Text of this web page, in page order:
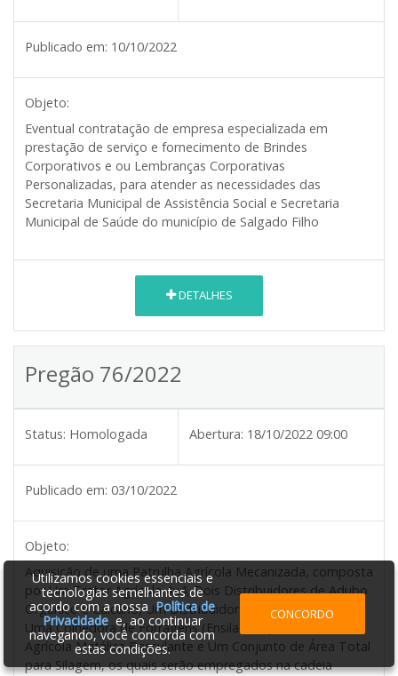
Publicado em: 10/10/2022
Objeto:
Eventual contratação de empresa especializada em
prestação de serviço e fornecimento de Brindes
Corporativos e ou Lembranças Corporativas
Personalizadas, para atender as necessidades das
Secretaria Municipal de Assistência Social e Secretaria
Municipal de Saúde do município de Salgado Filho
DETALHES
Pregão 76/2022
Status: Homologada Abertura: 18/10/2022 09:00
Publicado em: 03/10/2022
Objeto:
Aquisição de uma Patrulha Agrícola Mecanizada, composta
por Um Trator Agrícola 4x4, Dois Distribuidores de Adubo
Orgânico e Calcário, Um Distribuidor de Adubo Líquido,
Uma Colhedora de Forragens (Ensiladeira), Uma Carreta
Agrícola Metálica Basculante e Um Conjunto de Área Total
para Silagem, os quais serão empregados na cadeia
Utilizamos cookies essenciais e
tecnologias semelhantes de
acordo com a nossaPolítica de
Privacidadee, ao continuar
navegando, você concorda com
estas condições.
CONCORDO